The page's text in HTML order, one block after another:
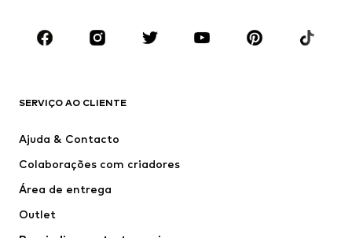
ROUPA
Casacos
Fatos e Blazers
Roupa de banho
Ocasiões
SERVIÇO AO CLIENTE
Ajuda & Contacto
Colaborações com criadores
Área de entrega
Outlet